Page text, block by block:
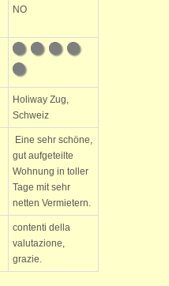
NO
Holiway Zug,
Schweiz
Eine sehr schöne,
gut aufgeteilte
Wohnung in toller
Tage mit sehr
netten Vermietern.
contenti della
valutazione,
grazie.